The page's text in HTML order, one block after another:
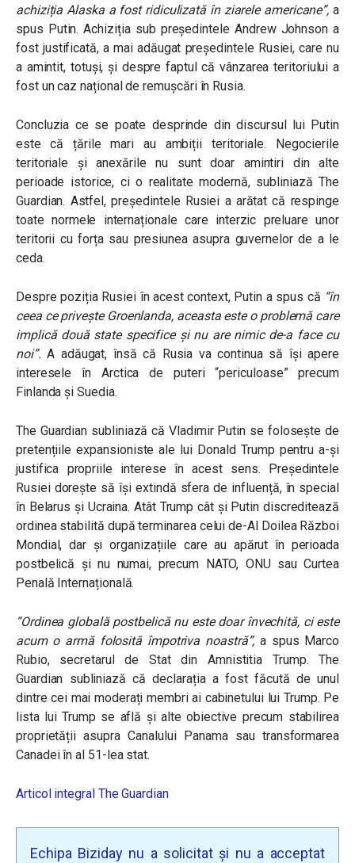
achiziția Alaska a fost ridiculizată în ziarele americane”, a
spus Putin. Achiziția sub președintele Andrew Johnson a
fost justificată, a mai adăugat președintele Rusiei, care nu
a amintit, totuși, și despre faptul că vânzarea teritoriului a
fost un caz național de remuşcări în Rusia.
Concluzia ce se poate desprinde din discursul lui Putin
este că țările mari au ambiții teritoriale. Negocierile
teritoriale și anexările nu sunt doar amintiri din alte
perioade istorice, ci o realitate modernă, subliniază The
Guardian. Astfel, președintele Rusiei a arătat că respinge
toate normele internaționale care interzic preluare unor
teritorii cu forța sau presiunea asupra guvernelor de a le
ceda.
Despre poziția Rusiei în acest context, Putin a spus că “în
ceea ce privește Groenlanda, aceasta este o problemă care
implică două state specifice și nu are nimic de-a face cu
noi”. A adăugat, însă că Rusia va continua să își apere
interesele în Arctica de puteri “periculoase” precum
Finlanda și Suedia.
The Guardian subliniază că Vladimir Putin se folosește de
pretențiile expansioniste ale lui Donald Trump pentru a-și
justifica propriile interese în acest sens. Președintele
Rusiei dorește să își extindă sfera de influență, în special
în Belarus și Ucraina. Atât Trump cât și Putin discreditează
ordinea stabilită după terminarea celui de-Al Doilea Război
Mondial, dar și organizațiile care au apărut în perioada
postbelică și nu numai, precum NATO, ONU sau Curtea
Penală Internațională.
“Ordinea globală postbelică nu este doar învechită, ci este
acum o armă folosită împotriva noastră”, a spus Marco
Rubio, secretarul de Stat din Amnistitia Trump. The
Guardian subliniază că declarația a fost făcută de unul
dintre cei mai moderați membri ai cabinetului lui Trump. Pe
lista lui Trump se află și alte obiective precum stabilirea
proprietății asupra Canalului Panama sau transformarea
Canadei în al 51-lea stat.
Articol integral The Guardian
Echipa Biziday nu a solicitat și nu a acceptat